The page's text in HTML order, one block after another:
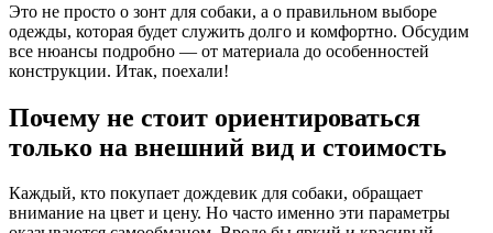
Это не просто о зонт для собаки, а о правильном выборе
одежды, которая будет служить долго и комфортно. Обсудим
все нюансы подробно — от материала до особенностей
конструкции. Итак, поехали!
Почему не стоит ориентироваться
только на внешний вид и стоимость
Каждый, кто покупает дождевик для собаки, обращает
внимание на цвет и цену. Но часто именно эти параметры